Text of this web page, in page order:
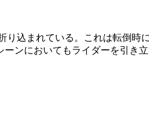
り込まれている。これは転倒時
ンにおいてもライダーを引き立